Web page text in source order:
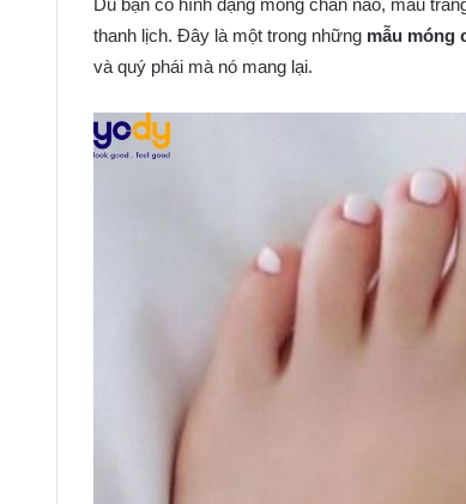
Dù bạn có hình dạng móng chân nào, màu
thanh lịch. Đây là một trong những mẫu móng
và quý phái mà nó mang lại.